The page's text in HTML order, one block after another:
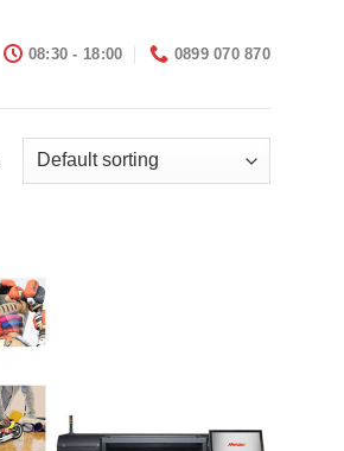
08:30 - 18:00 0899 070 870